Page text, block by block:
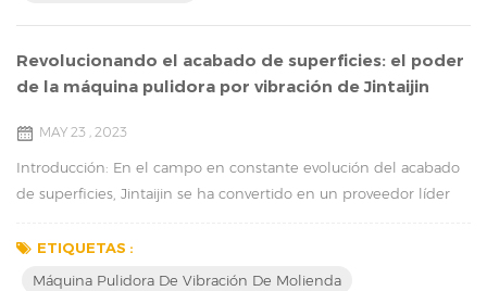
Revolucionando el acabado de superficies: el poder
de la máquina pulidora por vibración de Jintaijin
MAY 23 , 2023
Introducción: En el campo en constante evolución del acabado
de superficies, Jintaijin se ha convertido en un proveedor líder
por vibración de última generación ofrece resultados sin
precedentes y, en este artículo, profundizamos en sus notables
ETIQUETAS :
Máquina Pulidora De Vibración De Molienda